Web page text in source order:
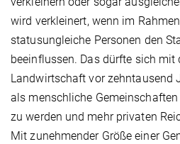
wird verkleinert, wenn im
statusungleiche Personen den
beeinflussen. Das dürfte sich mit
Landwirtschaft vor zehntausend
als menschliche
zu werden und mehr privaten
Mit zunehmender Größe einer